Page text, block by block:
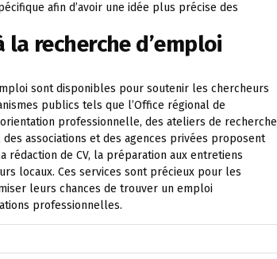
afin d’avoir une idée plus précise des
la recherche d’emploi
sont disponibles pour soutenir les chercheurs
publics tels que l’Office régional de
professionnelle, des ateliers de recherche
associations et des agences privées proposent
de CV, la préparation aux entretiens
locaux. Ces services sont précieux pour les
leurs chances de trouver un emploi
professionnelles.